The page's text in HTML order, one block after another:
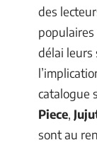
des
délai leurs
catalogue
Piece,
sont au